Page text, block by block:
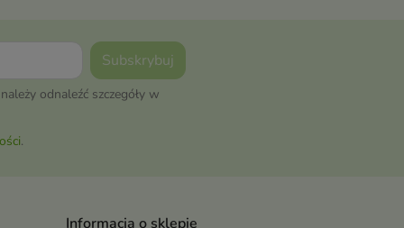
odnaleźć szczegóły w
.
Informacja o sklepie